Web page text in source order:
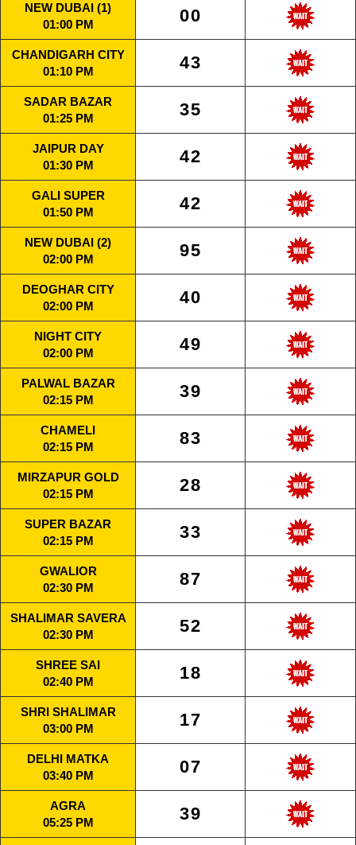
NEW DUBAI (1)
01:00 PM
00
CHANDIGARH CITY
01:10 PM
43
SADAR BAZAR
01:25 PM
35
JAIPUR DAY
01:30 PM
42
GALI SUPER
01:50 PM
42
NEW DUBAI (2)
02:00 PM
95
DEOGHAR CITY
02:00 PM
40
NIGHT CITY
02:00 PM
49
PALWAL BAZAR
02:15 PM
39
CHAMELI
02:15 PM
83
MIRZAPUR GOLD
02:15 PM
28
SUPER BAZAR
02:15 PM
33
GWALIOR
02:30 PM
87
SHALIMAR SAVERA
02:30 PM
52
SHREE SAI
02:40 PM
18
SHRI SHALIMAR
03:00 PM
17
DELHI MATKA
03:40 PM
07
AGRA
05:25 PM
39